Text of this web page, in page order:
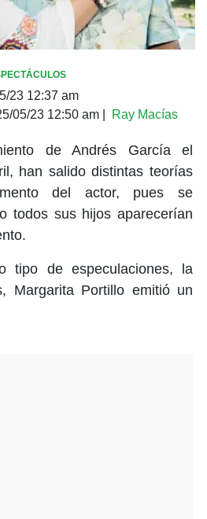
23 12:37 am
05/23 12:50 am Ray Macías
de Andrés García el
han salido distintas teorías
del actor, pues se
todos sus hijos aparecerían
tipo de especulaciones, la
Margarita Portillo emitió un